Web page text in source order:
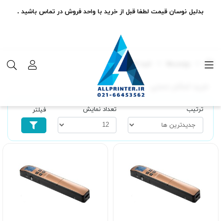
خرید اسکنر دستی
ترتیب تعداد نمایش فیلتر
بدلیل نوسان قیمت لطفا قبل از خرید با واحد فروش در تماس باشید .